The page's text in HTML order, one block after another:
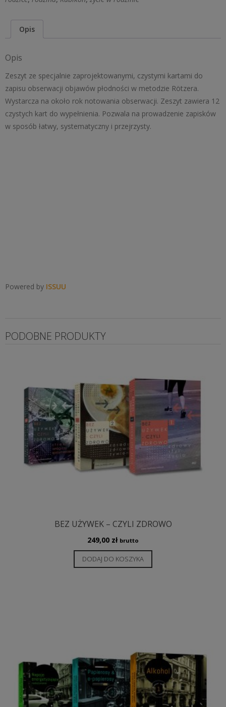
wg
med.
J.
Rotzera
Opis
Opis
Zeszyt ze specjalnie zaprojektowanymi, czystymi kartami do
zapisu obserwacji objawów płodności w metodzie Rötzera.
Wystarcza na około rok notowania obserwacji. Zeszyt zawiera 12
czystych kart do wypełnienia. Pozwala na prowadzenie zapisków
w sposób łatwy, systematyczny i przejrzysty.
Powered by ISSUU
PODOBNE PRODUKTY
BEZ UŻYWEK – CZYLI ZDROWO
249,00 zł brutto
DODAJ DO KOSZYKA